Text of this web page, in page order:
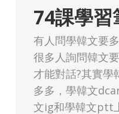
74課學習
有人問學韓文要
很多人詢問韓文
才能對話?其實學
多多，學韓文
文ig和學韓文ptt